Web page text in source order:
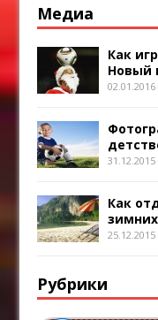
Медиа
Как
Новый
02.01.2016
31.12.2015
Как
25.12.2015
Рубрики